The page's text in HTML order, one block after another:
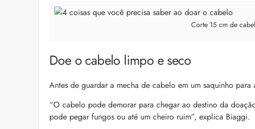
Corte 15 cm de
Doe o cabelo limpo e seco
Antes de guardar a mecha de cabelo em um saquinho
“O cabelo pode demorar para chegar ao destino da
pode pegar fungos ou até um cheiro ruim”, explica Biaggi.